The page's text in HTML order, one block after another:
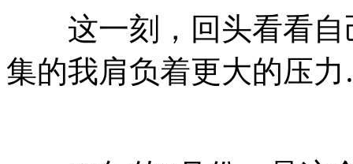
这一刻，回头看看自
集的我肩负着更大的压